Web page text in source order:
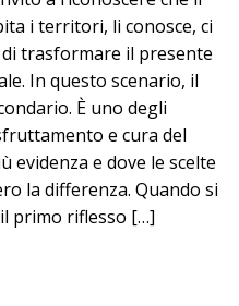
i territori, li conosce, ci
trasformare il presente
In questo scenario, il
È uno degli
e cura del
e dove le scelte
la differenza. Quando si
primo riflesso […]